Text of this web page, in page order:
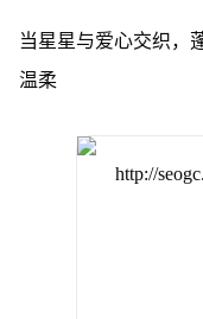
当星星与爱心交织，
温柔